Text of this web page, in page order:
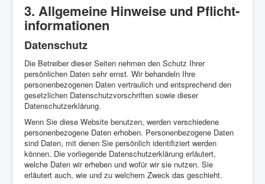
3. Allgemeine Hinweise und Pflicht­
informationen
Datenschutz
Die Betreiber dieser Seiten nehmen den Schutz Ihrer
persönlichen Daten sehr ernst. Wir behandeln Ihre
personenbezogenen Daten vertraulich und entsprechend den
gesetzlichen Datenschutzvorschriften sowie dieser
Datenschutzerklärung.
Wenn Sie diese Website benutzen, werden verschiedene
personenbezogene Daten erhoben. Personenbezogene Daten
sind Daten, mit denen Sie persönlich identifiziert werden
können. Die vorliegende Datenschutzerklärung erläutert,
welche Daten wir erheben und wofür wir sie nutzen. Sie
erläutert auch, wie und zu welchem Zweck das geschieht.